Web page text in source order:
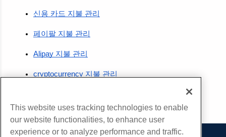
신용 카드 지불 관리
페이팔 지불 관리
Alipay 지불 관리
cryptocurrency 지불 관리
This website uses tracking technologies to enable
our website functionalities, to enhance user
experience or to analyze performance and traffic.